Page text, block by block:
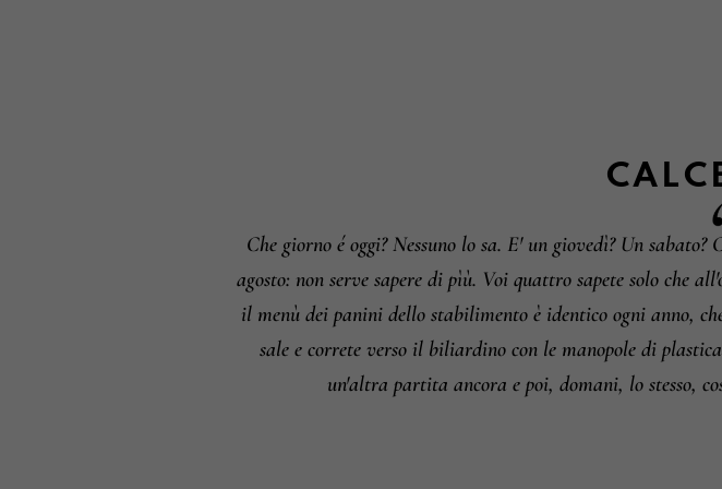
Che giorno é oggi? Nessuno lo sa. E' un giovedì? Un
agosto: non serve sapere di pìù. Voi quattro sapete solo che
il menù dei panini dello stabilimento è identico ogni anno,
sale e correte verso il biliardino con le manopole di
un'altra partita ancora e poi, domani, lo stesso,